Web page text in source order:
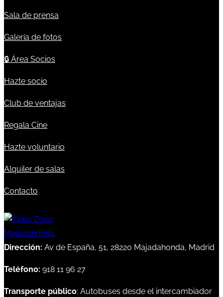
Sala de prensa
Galería de fotos
🔒 Área Socios
Hazte socio
Club de ventajas
Regala Cine
Hazte voluntario
Alquiler de salas
Contacto
Dirección: Av de España, 51, 28220 Majadahonda, Madrid
Teléfono: 918 11 96 27
Transporte público: Autobuses desde el intercambiador